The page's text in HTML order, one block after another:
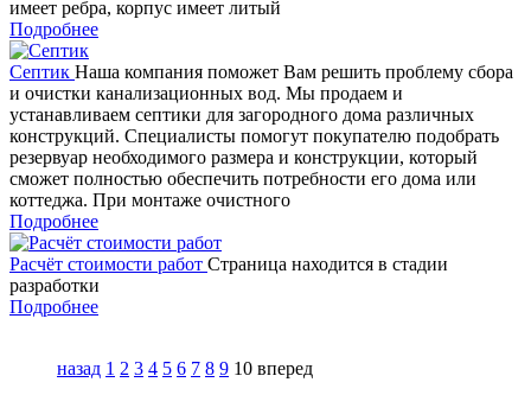
имеет ребра, корпус имеет литый
Подробнее
Септик Наша компания поможет Вам решить проблему сбора
и очистки канализационных вод. Мы продаем и
устанавливаем септики для загородного дома различных
конструкций. Специалисты помогут покупателю подобрать
резервуар необходимого размера и конструкции, который
сможет полностью обеспечить потребности его дома или
коттеджа. При монтаже очистного
Подробнее
Расчёт стоимости работ Страница находится в стадии
разработки
Подробнее
назад 1 2 3 4 5 6 7 8 9 10 вперед